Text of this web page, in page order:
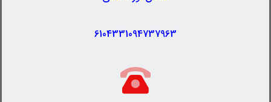
6104331094737963